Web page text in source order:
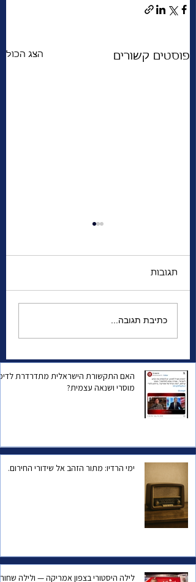
פוסטים קשורים הצג הכול
פורץ דרך וסוגר מעגל |
(לשעבר) ברוסיה | אחד
על אחד
תגובות
כתיבת תגובה...
האם התקשורת הישראלית מתדרדרת
מוסרי ושנאה עצמית?
ימי הרדיו: מתור הזהב אל שידורי החירום.
לילה היסטורי בצפון אמריקה — ולילה שחור